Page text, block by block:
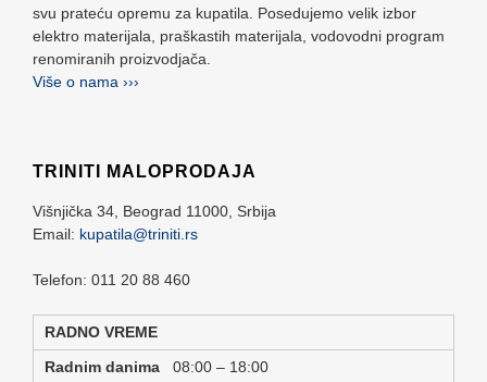
svu prateću opremu za kupatila. Posedujemo velik izbor
elektro materijala, praškastih materijala, vodovodni program
renomiranih proizvodjača.
Više o nama ›››
TRINITI MALOPRODAJA
Višnjička 34, Beograd 11000, Srbija
Email: kupatila@triniti.rs
Telefon: 011 20 88 460
RADNO VREME
Radnim danima 08:00 – 18:00